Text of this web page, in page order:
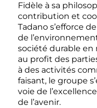
Fidèle à sa
contribution et
Tadano s’efforce
de
société durable en
au profit des
à des activités
faisant, le groupe
voie de
de l’avenir.